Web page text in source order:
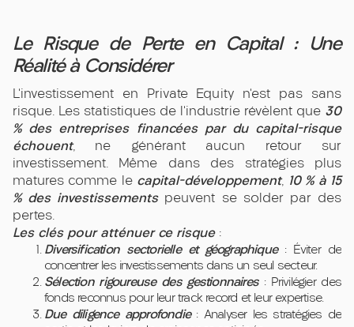
Le Risque de Perte en Capital : Une
Réalité à Considérer
L’investissement en Private Equity n’est pas sans
risque. Les statistiques de l’industrie révèlent que 30
% des entreprises financées par du capital-risque
échouent, ne générant aucun retour sur
investissement. Même dans des stratégies plus
matures comme le capital-développement, 10 % à 15
% des investissementspeuvent se solder par des
pertes.
Les clés pour atténuer ce risque:
Diversification sectorielle et géographique: Éviter de
concentrer les investissements dans un seul secteur.
Sélection rigoureuse des gestionnaires: Privilégier des
fonds reconnus pour leur track record et leur expertise.
Due diligence approfondie: Analyser les stratégies de